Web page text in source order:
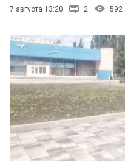
7 августа 13:20 2 592